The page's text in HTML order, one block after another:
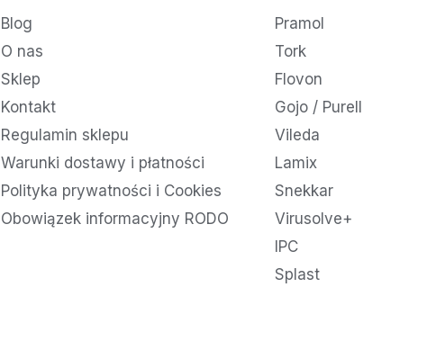
Blog
O nas
Sklep
Kontakt
Regulamin sklepu
Warunki dostawy i płatności
Polityka prywatności i Cookies
Obowiązek informacyjny RODO
Pramol
Tork
Flovon
Gojo / Purell
Vileda
Lamix
Snekkar
Virusolve+
IPC
Splast